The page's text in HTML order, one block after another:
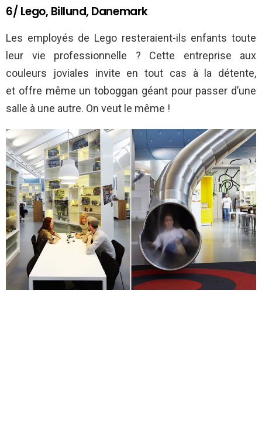
6/ Lego, Billund, Danemark
Les employés de Lego resteraient-ils enfants toute
leur vie professionnelle ? Cette entreprise aux
couleurs joviales invite en tout cas à la détente,
et offre même un toboggan géant pour passer d’une
salle à une autre. On veut le même !